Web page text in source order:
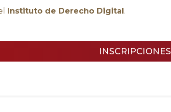
Instituto de Derecho Digital .
INSCRIPCIONES